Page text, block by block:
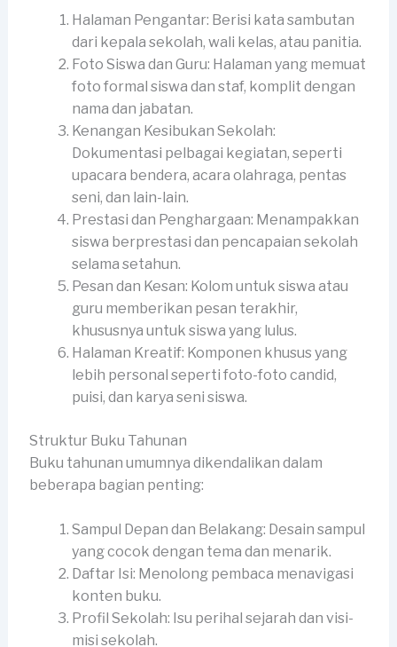
Halaman Pengantar: Berisi kata sambutan
dari kepala sekolah, wali kelas, atau panitia.
Foto Siswa dan Guru: Halaman yang memuat
foto formal siswa dan staf, komplit dengan
nama dan jabatan.
Kenangan Kesibukan Sekolah:
Dokumentasi pelbagai kegiatan, seperti
upacara bendera, acara olahraga, pentas
seni, dan lain-lain.
Prestasi dan Penghargaan: Menampakkan
siswa berprestasi dan pencapaian sekolah
selama setahun.
Pesan dan Kesan: Kolom untuk siswa atau
guru memberikan pesan terakhir,
khususnya untuk siswa yang lulus.
Halaman Kreatif: Komponen khusus yang
lebih personal seperti foto-foto candid,
puisi, dan karya seni siswa.
Struktur Buku Tahunan
Buku tahunan umumnya dikendalikan dalam
beberapa bagian penting:
Sampul Depan dan Belakang: Desain sampul
yang cocok dengan tema dan menarik.
Daftar Isi: Menolong pembaca menavigasi
konten buku.
Profil Sekolah: Isu perihal sejarah dan visi-
misi sekolah.